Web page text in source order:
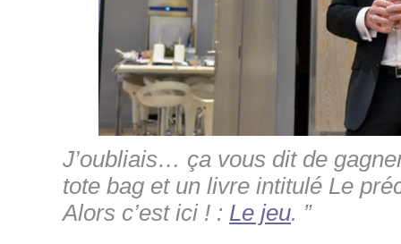
J’oubliais… ça vous dit de
tote bag et un livre intitulé Le
Alors c’est ici ! : Le jeu. ”